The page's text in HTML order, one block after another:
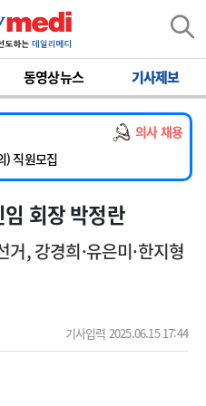
동영상뉴스 기사제보
의사 채용
집
기제 임상의사 채용
급전담) 계약직 의사 공개채용
) 직원모집
트1년차) 모집
집 회장 박정란
, 강경희·유은미·한지형
기사입력 2025.06.15 17:44